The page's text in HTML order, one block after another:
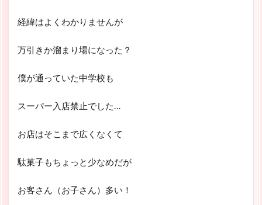
経緯はよくわかりませんが
万引きか溜まり場になった？
僕が通っていた中学校も
スーパー入店禁止でした…
お店はそこまで広くなくて
駄菓子もちょっと少なめだが
お客さん（お子さん）多い！